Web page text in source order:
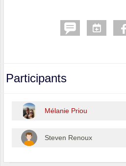
Participants
Mélanie Priou
Steven Renoux